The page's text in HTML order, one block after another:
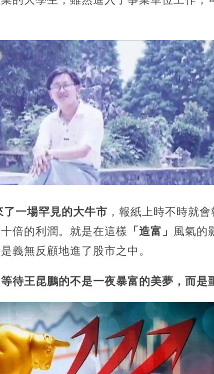
了一場罕見的大牛市 ，報紙上時不時就
倍的利潤。就是在這樣
「造富」 風氣的
是義無反顧地進了股市之中。
待王昆鵬的不是一夜暴富的美夢，而是